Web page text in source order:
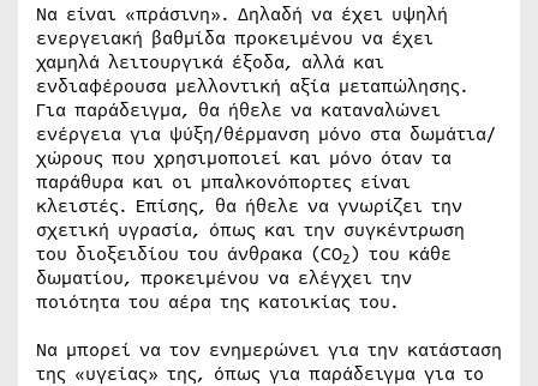
Να είναι «πράσινη». Δηλαδή να έχει υψηλή
ενεργειακή βαθμίδα προκειμένου να έχει
χαμηλά λειτουργικά έξοδα, αλλά και
ενδιαφέρουσα μελλοντική αξία μεταπώλησης.
Για παράδειγμα, θα ήθελε να καταναλώνει
ενέργεια για ψύξη/θέρμανση μόνο στα δωμάτια/
χώρους που χρησιμοποιεί και μόνο όταν τα
παράθυρα και οι μπαλκονόπορτες είναι
κλειστές. Επίσης, θα ήθελε να γνωρίζει την
σχετική υγρασία, όπως και την συγκέντρωση
του διοξειδίου του άνθρακα (CO2) του κάθε
δωματίου, προκειμένου να ελέγχει την
ποιότητα του αέρα της κατοικίας του.
Να μπορεί να τον ενημερώνει για την κατάσταση
της «υγείας» της, όπως για παράδειγμα για το